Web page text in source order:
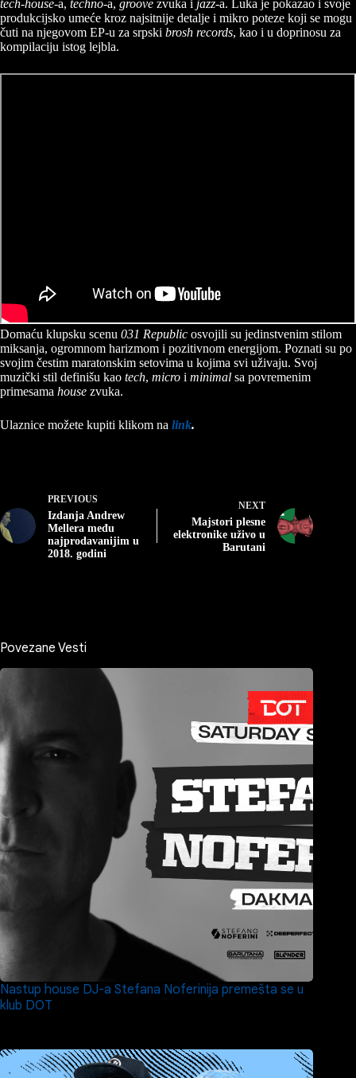
tech-house-a, techno-a, groove zvuka i jazz-a. Luka je pokazao i svoje
produkcijsko umeće kroz najsitnije detalje i mikro poteze koji se mogu
čuti na njegovom EP-u za srpski brosh records, kao i u doprinosu za
kompilaciju istog lejbla.
Domaću klupsku scenu 031 Republic osvojili su jedinstvenim stilom
miksanja, ogromnom harizmom i pozitivnom energijom. Poznati su po
svojim čestim maratonskim setovima u kojima svi uživaju. Svoj
muzički stil definišu kao tech, micro i minimal sa povremenim
primesama house zvuka.
Ulaznice možete kupiti klikom na link.
PREVIOUS
Izdanja Andrew
Mellera među
najprodavanijim u
2018. godini
NEXT
Majstori plesne
elektronike uživo u
Barutani
Povezane Vesti
Nastup house DJ-a Stefana Noferinija premešta se u
klub DOT